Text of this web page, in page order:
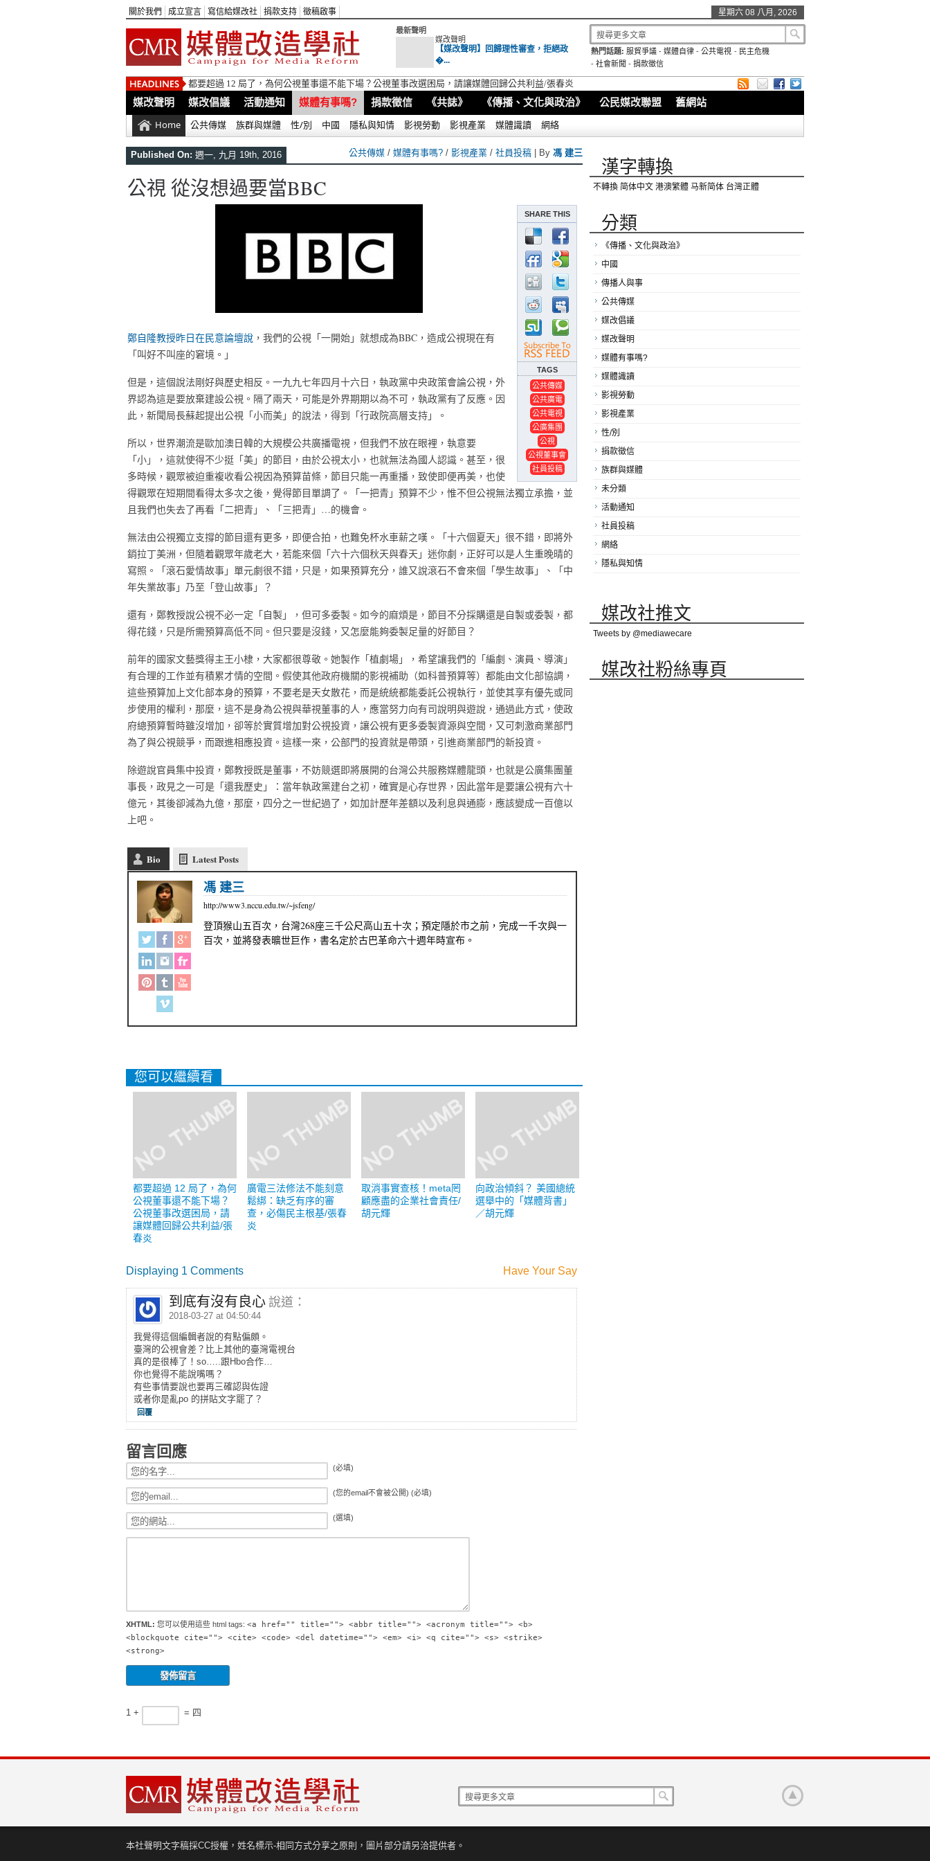
關於我們 成立宣言 寫信給媒改社 捐款支持 徵稿啟事 星期六 08 八月, 2026
最新聲明
媒改聲明
【媒改聲明】回歸理性審查，拒絕政
�...
熱門話題: 服貿爭議 -媒體自律 -公共電視 - 民主危機
- 社會新聞 - 捐款徵信
都要超過 12 局了，為何公視董事還不能下場？公視董事改選困局，請讓媒體回歸公共利益/張春炎
媒改聲明 媒改倡議 活動通知 媒體有事嗎? 捐款徵信 《共誌》 《傳播、文化與政治》 公民媒改聯盟 舊網站
Home 公共傳媒 族群與媒體 性/別 中國 隱私與知情 影視勞動 影視產業 媒體識讀 網絡
Published On: 週一, 九月 19th, 2016 公共傳媒 / 媒體有事嗎? / 影視產業 / 社員投稿 | By 馮 建三
公視 從沒想過要當BBC
SHARE THIS
TAGS
公共傳媒
公共廣電
公共電視
公廣集團
公視
公視董事會
社員投稿
鄭自隆教授昨日在民意論壇說 ，我們的公視「一開始」就想成為BBC，造成公視現在有
「叫好不叫座的窘境。」
但是，這個說法剛好與歷史相反。一九九七年四月十六日，執政黨中央政策會論公視，外
界認為這是要放棄建設公視。隔了兩天，可能是外界期期以為不可，執政黨有了反應。因
此，新聞局長蘇起提出公視「小而美」的說法，得到「行政院高層支持」。
所以，世界潮流是歐加澳日韓的大規模公共廣播電視，但我們不放在眼裡，執意要
「小」，這就使得不少挺「美」的節目，由於公視太小，也就無法為國人認識。甚至，很
多時候，觀眾被迫重複收看公視因為預算苗條，節目只能一再重播，致使即便再美，也使
得觀眾在短期間看得太多次之後，覺得節目單調了。「一把青」預算不少，惟不但公視無法獨立承擔，並
且我們也失去了再看「二把青」、「三把青」…的機會。
無法由公視獨立支撐的節目還有更多，即便合拍，也難免杯水車薪之嘆。「十六個夏天」很不錯，即將外
銷拉丁美洲，但隨着觀眾年歲老大，若能來個「六十六個秋天與春天」迷你劇，正好可以是人生重晚晴的
寫照。「滾石愛情故事」單元劇很不錯，只是，如果預算充分，誰又說滾石不會來個「學生故事」、「中
年失業故事」乃至「登山故事」？
還有，鄭教授說公視不必一定「自製」，但可多委製。如今的麻煩是，節目不分採購還是自製或委製，都
得花錢，只是所需預算高低不同。但只要是沒錢，又怎麼能夠委製足量的好節目？
前年的國家文藝獎得主王小棣，大家都很尊敬。她製作「植劇場」，希望讓我們的「編劇、演員、導演」
有合理的工作並有積累才情的空間。假使其他政府機關的影視補助（如科普預算等）都能由文化部協調，
這些預算加上文化部本身的預算，不要老是天女散花，而是統統都能委託公視執行，並使其享有優先或同
步使用的權利，那麼，這不是身為公視與華視董事的人，應當努力向有司說明與遊說，通過此方式，使政
府總預算暫時雖沒增加，卻等於實質增加對公視投資，讓公視有更多委製資源與空間，又可刺激商業部門
為了與公視競爭，而跟進相應投資。這樣一來，公部門的投資就是帶頭，引進商業部門的新投資。
除遊說官員集中投資，鄭教授既是董事，不妨競選即將展開的台灣公共服務媒體龍頭，也就是公廣集團董
事長，政見之一可是「還我歷史」：當年執政黨建台之初，確實是心存世界，因此當年是要讓公視有六十
億元，其後卻減為九億，那麼，四分之一世紀過了，如加計歷年差額以及利息與通膨，應該變成一百億以
上吧。
Bio Latest Posts
馮 建三
http://www3.nccu.edu.tw/~jsfeng/
登頂猴山五百次，台灣268座三千公尺高山五十次；預定隱於市之前，完成一千次與一
百次，並將發表曠世巨作，書名定於古巴革命六十週年時宣布。
您可以繼續看
都要超過 12 局了，為何
公視董事還不能下場？
公視董事改選困局，請
讓媒體回歸公共利益/張
春炎
廣電三法修法不能刻意
鬆綁：缺乏有序的審
查，必傷民主根基/張春
炎
取消事實查核！meta罔
顧應盡的企業社會責任/
胡元輝
向政治傾斜？ 美國總統
選舉中的「媒體背書」
／胡元輝
Displaying 1 Comments Have Your Say
到底有沒有良心 說道：
2018-03-27 at 04:50:44
我覺得這個編輯者說的有點偏頗。
臺灣的公視會差？比上其他的臺灣電視台
真的是很棒了！so…..跟Hbo合作…
你也覺得不能說嘴嗎？
有些事情要說也要再三確認與佐證
或者你是亂po 的拼貼文字罷了？
回覆
留言回應
(必填)
(您的email不會被公開) (必填)
(選填)
XHTML: 您可以使用這些 html tags: <a href="" title=""> <abbr title=""> <acronym title=""> <b>
<blockquote cite=""> <cite> <code> <del datetime=""> <em> <i> <q cite=""> <s> <strike>
<strong>
1 + = 四
漢字轉換
不轉換 简体中文 港澳繁體 马新简体 台灣正體
分類
《傳播、文化與政治》
中國
傳播人與事
公共傳媒
媒改倡議
媒改聲明
媒體有事嗎?
媒體識讀
影視勞動
影視產業
性/別
捐款徵信
族群與媒體
未分類
活動通知
社員投稿
網絡
隱私與知情
媒改社推文
Tweets by @mediawecare
媒改社粉絲專頁
本社聲明文字稿採CC授權，姓名標示-相同方式分享之原則，圖片部分請另洽提供者。